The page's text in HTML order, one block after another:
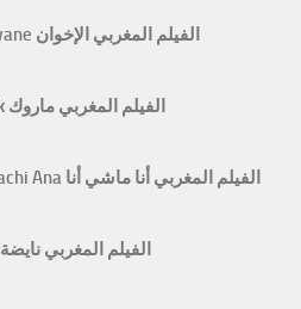
Film marocain Al Ikhwane الفيلم المغربي الإخوان
Film Marocain Marock الفيلم المغربي ماروك
Film marocain Ana Machi Ana الفيلم المغربي أنا ماشي أنا
Film marocain Nayda الفيلم المغربي نايضة